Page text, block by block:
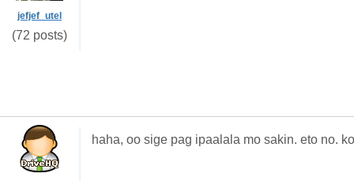
jefjef_utel
(72 posts)
haha, oo sige pag ipaalala mo sakin. eto no.